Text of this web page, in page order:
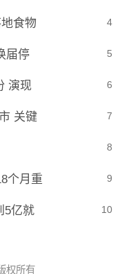
4
食物
5
届停
6
演现
7
关键
8
9
个月重
10
5亿就
权所有